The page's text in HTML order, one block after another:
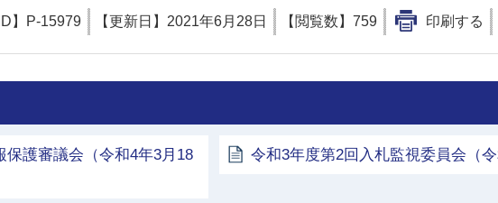
】 P-15979 【更新日】 2021年6月28日 【閲覧数】 759 印刷する
護審議会（令和4年3月18
令和3年度第2回入札監視委員会（令